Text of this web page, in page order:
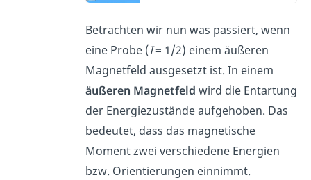
Betrachten wir nun was passiert, wenn
eine Probe (I= 1/2) einem äußeren
Magnetfeld ausgesetzt ist. In einem
äußeren Magnetfeld wird die Entartung
der Energiezustände aufgehoben. Das
bedeutet, dass das magnetische
Moment zwei verschiedene Energien
bzw. Orientierungen einnimmt.